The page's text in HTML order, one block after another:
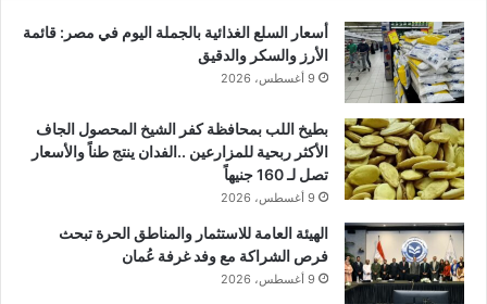
أسعار السلع الغذائية بالجملة اليوم في مصر: قائمة
الأرز والسكر والدقيق
9 أغسطس، 2026
بطيخ اللب بمحافظة كفر الشيخ المحصول الجاف
الأكثر ربحية للمزارعين ..الفدان ينتج طناً والأسعار
تصل لـ 160 جنيهاً
9 أغسطس، 2026
الهيئة العامة للاستثمار والمناطق الحرة تبحث
فرص الشراكة مع وفد غرفة عُمان
9 أغسطس، 2026